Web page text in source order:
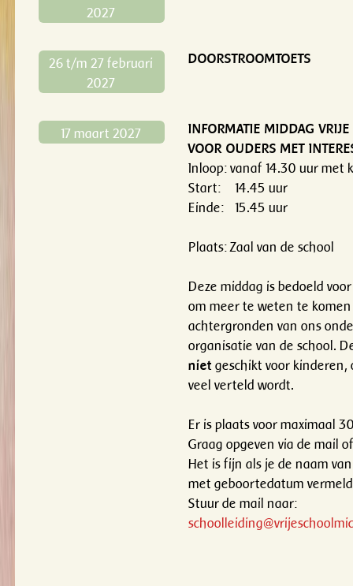
2027
26 t/m 27 februari
2027
DOORSTROOMTOETS
17 maart 2027
INFORMATIE MIDDAG
VOOR OUDERS MET
Inloop: vanaf 14.30 uur met
Start: 14.45 uur
Einde: 15.45 uur
Plaats: Zaal van de school
Deze middag is bedoeld
om meer te weten te
achtergronden van ons
organisatie van de school.
niet geschikt voor
veel verteld wordt.
Er is plaats voor maximaal
Graag opgeven via de mail
Het is fijn als je de naam
met geboortedatum
Stuur de mail naar: